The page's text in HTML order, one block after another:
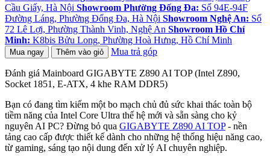
Cầu Giấy, Hà Nội Showroom Phường Đống Đa: Số 94E-94F
Đường Láng, Phường Đống Đa, Hà Nội Showroom Nghệ An: Số
72 Lê Lợi, Phường Thành Vinh, Nghệ An Showroom Hồ Chí
Minh: K8bis Bửu Long, Phường Hoà Hưng, Hồ Chí Minh
Mua ngay Thêm vào giỏ Mua trả góp
Đánh giá Mainboard GIGABYTE Z890 AI TOP (Intel Z890,
Socket 1851, E-ATX, 4 khe RAM DDR5)
Bạn có đang tìm kiếm một bo mạch chủ đủ sức khai thác toàn bộ
tiềm năng của Intel Core Ultra thế hệ mới và sẵn sàng cho kỷ
nguyên AI PC? Đừng bỏ qua GIGABYTE Z890 AI TOP- nền
tảng cao cấp được thiết kế dành cho những hệ thống hiệu năng cao,
từ gaming, sáng tạo nội dung đến xử lý AI chuyên nghiệp.